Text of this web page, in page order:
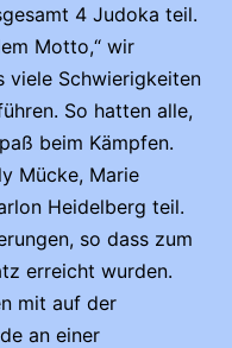
4 Judoka teil.
Motto,“ wir
viele Schwierigkeiten
So hatten alle,
beim Kämpfen.
Mücke, Marie
Heidelberg teil.
so dass zum
erreicht wurden.
mit auf der
an einer